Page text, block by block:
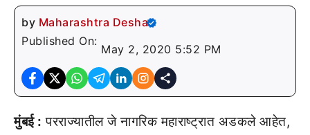
by Maharashtra Desha
Published On:
May 2, 2020 5:52 PM
मुंबई : परराज्यातील जे नागरिक महाराष्ट्रात अडकले आहेत,